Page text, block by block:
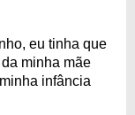
eu tinha que
minha mãe
infância